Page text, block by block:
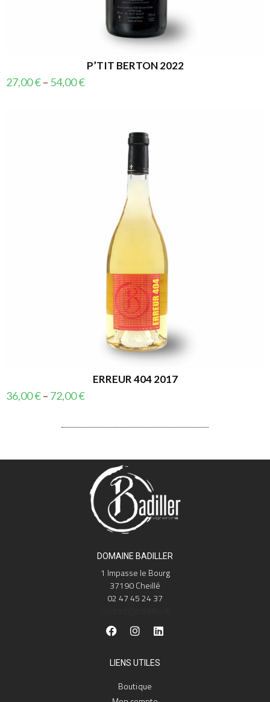
P’TIT BERTON 2022
27,00€– 54,00€
ERREUR 404 2017
36,00€– 72,00€
DOMAINE BADILLER
1 Impasse le Bourg
37190 Cheillé
02 47 45 24 37
LIENS UTILES
Boutique